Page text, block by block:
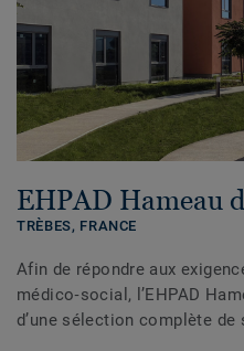
EHPAD Hameau
TRÈBES, FRANCE
Afin de répondre aux
médico‑social, l’EHPAD
d’une sélection complète